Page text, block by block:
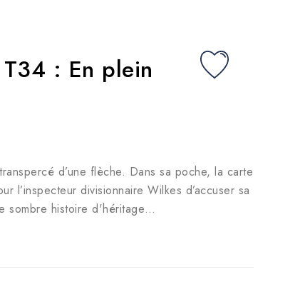
: En plein
d’une flèche. Dans sa poche, la carte
l’inspecteur divisionnaire Wilkes d’accuser sa
sombre histoire d'héritage…